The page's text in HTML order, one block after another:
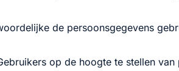
de persoonsgegevens
op de hoogte te stellen